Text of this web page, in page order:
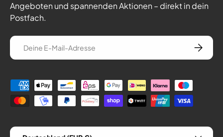
Angeboten und spannenden Aktionen – direkt in dein
Postfach.
E-Mail
Zahlungsmethoden
Land/Region